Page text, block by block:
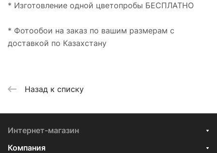
* Изготовление одной цветопробы БЕСПЛАТНО
* Фотообои на заказ по вашим размерам с
доставкой по Казахстану
Назад к списку
Интернет-магазин
Компания